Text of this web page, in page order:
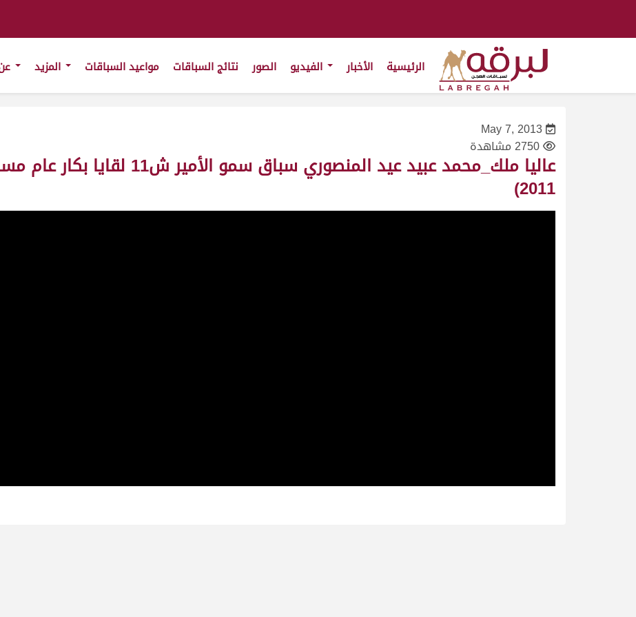
الرئيسية الأخبار الصور نتائج السباقات مواعيد السباقات
May 7, 2013
2750 مشاهدة
2011)